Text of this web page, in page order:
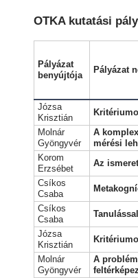
OTKA kutatási
Pályázat
benyújtója
Pályázat
Józsa
Krisztián
Molnár
Gyöngyvér
A
mérési
Korom
Erzsébet
Az
Csíkos
Csaba
Csíkos
Csaba
Józsa
Krisztián
Molnár
Gyöngyvér
A